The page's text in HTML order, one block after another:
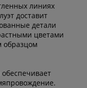
линиях
доставит
детали
цветами
образцом